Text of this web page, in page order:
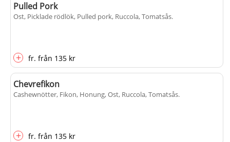
Pulled Pork
Ost, Picklade rödlök, Pulled pork, Ruccola, Tomatsås.
+ fr. från 135 kr
Chevrefikon
Cashewnötter, Fikon, Honung, Ost, Ruccola, Tomatsås.
+ fr. från 135 kr